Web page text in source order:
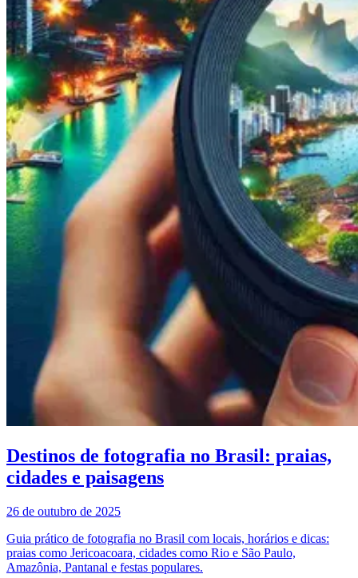
Destinos de fotografia no Brasil: praias,
cidades e paisagens
26 de outubro de 2025
Guia prático de fotografia no Brasil com locais, horários e dicas:
praias como Jericoacoara, cidades como Rio e São Paulo,
Amazônia, Pantanal e festas populares.